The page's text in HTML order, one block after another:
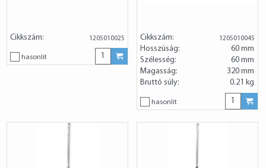
Cikkszám: 1205010025
hasonlít
Cikkszám: 1205010045
Hosszúság:
60 mm
Szélesség:
60 mm
Magasság:
320 mm
Bruttó súly:
0.21 kg
hasonlít